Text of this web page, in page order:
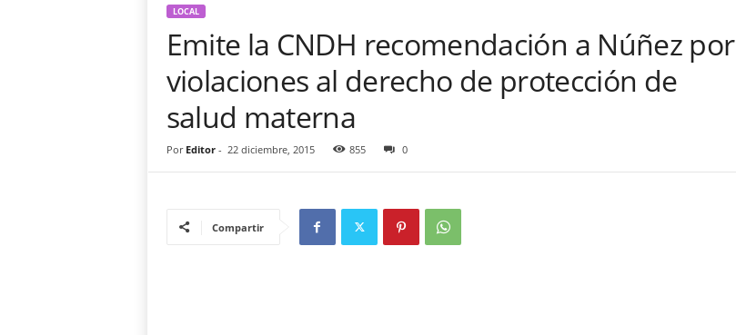
LOCAL
Emite la CNDH recomendación a Núñez por
violaciones al derecho de protección de
salud materna
Por Editor- 22 diciembre, 2015 855 0
Compartir